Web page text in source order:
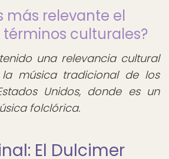
más relevante el
culturales?
una relevancia cultural
música tradicional de los
Unidos, donde es un
folclórica.
El Dulcimer